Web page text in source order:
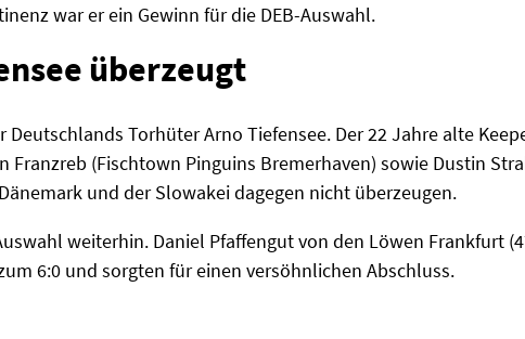
war er ein Gewinn für die DEB-Auswahl.
überzeugt
Deutschlands Torhüter Arno Tiefensee. Der 22 Jahre alte
Franzreb (Fischtown Pinguins Bremerhaven) sowie Dustin
und der Slowakei dagegen nicht überzeugen.
weiterhin. Daniel Pfaffengut von den Löwen Frankfurt
6:0 und sorgten für einen versöhnlichen Abschluss.